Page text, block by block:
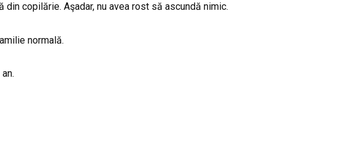
copilărie. Aşadar, nu avea rost să ascundă nimic.
normală.